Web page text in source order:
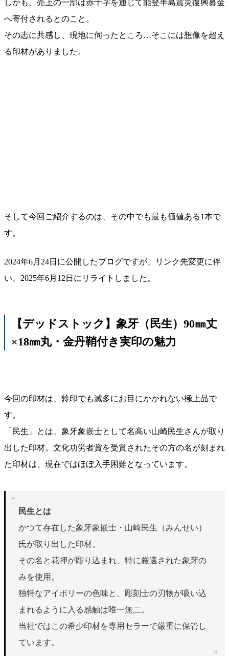
しかも、売上の一部は赤十字を通じて能登半島震災復興募金
へ寄付されるとのこと。
その志に共感し、現地に伺ったところ…そこには想像を超え
る印材がありました。
そして今回ご紹介するのは、その中でも最も価値ある1本で
す。
2024年6月24日に公開したブログですが、リンク先変更に伴
い、2025年6月12日にリライトしました。
【デッドストック】象牙（民生）90㎜丈
×18㎜丸・金丹鞘付き実印の魅力
今回の印材は、鈴印でも滅多にお目にかかれない極上品で
す。
「民生」とは、象牙象嵌士として名高い山崎民生さんが取り
出した印材。文化功労者賞を受賞されたその方の名が刻まれ
た印材は、現在ではほぼ入手困難となっています。
民生とは
かつて存在した象牙象嵌士・山崎民生（みんせい）
氏が取り出した印材。
その名と花押が彫り込まれ、特に厳選された象牙の
みを使用。
独特なアイボリーの色味と、彫刻士の刃物が吸い込
まれるように入る感触は唯一無二。
当社ではこの希少印材を専用セラーで厳重に保管し
ています。